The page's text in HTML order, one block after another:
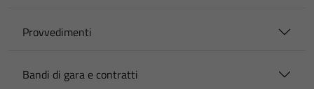
Provvedimenti
Bandi di gara e contratti